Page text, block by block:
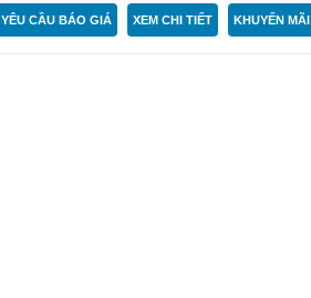
YÊU CẦU BÁO GIÁ XEM CHI TIẾT KHUYẾN MÃI